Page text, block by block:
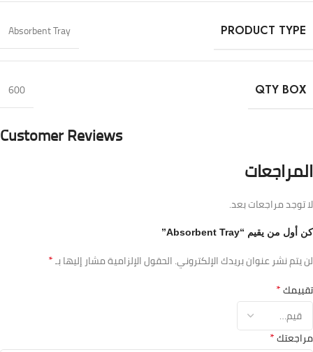
PRODUCT TYPE
Absorbent Tray
QTY BOX
600
Customer Reviews
المراجعات
لا توجد مراجعات بعد.
كن أول من يقيم “Absorbent Tray”
لن يتم نشر عنوان بريدك الإلكتروني.الحقول الإلزامية مشار إليها بـ*
تقييمك*
مراجعتك*